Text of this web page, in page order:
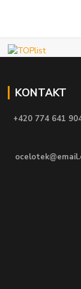
KONTAKT
+420 774 641